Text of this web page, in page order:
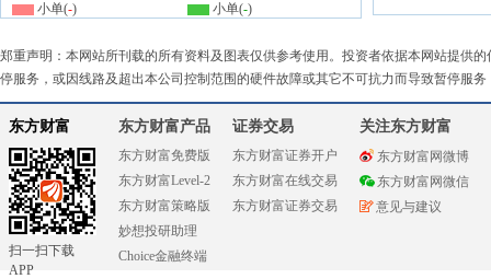
小单(-) 小单(-)
郑重声明：本网站所刊载的所有资料及图表仅供参考使用。投资者依据本网站提供
停服务，或因线路及超出本公司控制范围的硬件故障或其它不可抗力而导致暂停服
东方财富
扫一扫下载
APP
东方财富产品
东方财富免费版
东方财富Level-2
东方财富策略版
妙想投研助理
Choice金融终端
证券交易
东方财富证券开户
东方财富在线交易
东方财富证券交易
关注东方财富
东方财富网微博
东方财富网微信
意见与建议